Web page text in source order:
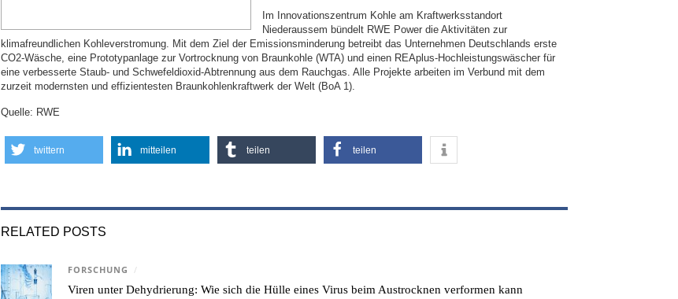
Im Innovationszentrum Kohle am Kraftwerksstandort
Niederaussem bündelt RWE Power die Aktivitäten zur
klimafreundlichen Kohleverstromung. Mit dem Ziel der Emissionsminderung betreibt das Unternehmen Deutschlands erste
CO2-Wäsche, eine Prototypanlage zur Vortrocknung von Braunkohle (WTA) und einen REAplus-Hochleistungswäscher für
eine verbesserte Staub- und Schwefeldioxid-Abtrennung aus dem Rauchgas. Alle Projekte arbeiten im Verbund mit dem
zurzeit modernsten und effizientesten Braunkohlenkraftwerk der Welt (BoA 1).
Quelle: RWE
twittern mitteilen teilen teilen
RELATED POSTS
FORSCHUNG /
Viren unter Dehydrierung: Wie sich die Hülle eines Virus beim Austrocknen verformen kann